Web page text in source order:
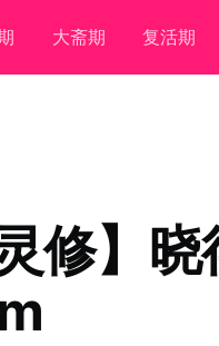
大斋期 复活期
灵修】